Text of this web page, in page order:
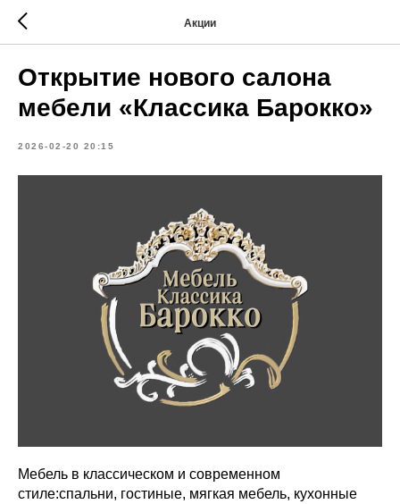
Акции
Открытие нового салона
мебели «Классика Барокко»
2026-02-20 20:15
Мебель в классическом и современном
стиле:спальни, гостиные, мягкая мебель, кухонные